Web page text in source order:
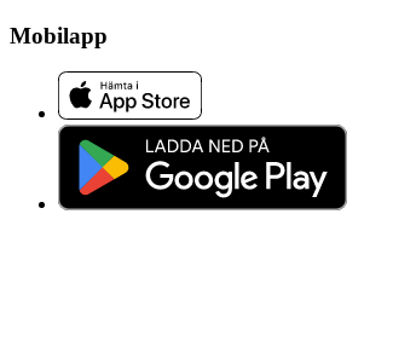
Mobilapp